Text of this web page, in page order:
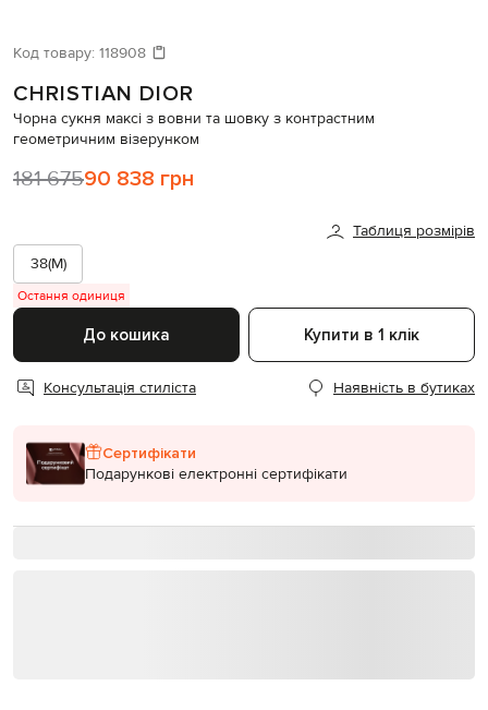
Код товару: 118908
CHRISTIAN DIOR
Чорна сукня максі з вовни та шовку з контрастним
геометричним візерунком
181 67590 838 грн
Таблиця розмірів
38(M)
Остання одиниця
До кошика Купити в 1 клік
Консультація стиліста Наявність в бутиках
Сертифікати
Подарункові електронні сертифікати